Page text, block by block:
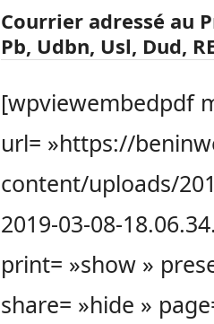
Courrier adressé au
Pb, Udbn, Usl, Dud,
[wpviewembedpdf
url= »https://
content/uploads/
2019-03-08-
print= »show »
share= »hide »